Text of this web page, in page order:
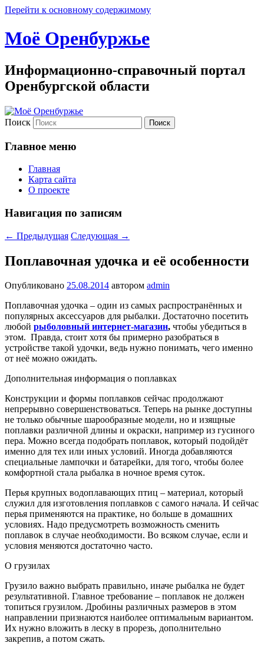
Перейти к основному содержимому
Моё Оренбуржье
Информационно-справочный портал
Оренбургской области
Поиск
Главное меню
Главная
Карта сайта
О проекте
Навигация по записям
← Предыдущая Следующая →
Поплавочная удочка и её особенности
Опубликовано 25.08.2014 автором admin
Поплавочная удочка – один из самых распространённых и
популярных аксессуаров для рыбалки. Достаточно посетить
любой рыболовный интернет-магазин, чтобы убедиться в
этом. Правда, стоит хотя бы примерно разобраться в
устройстве такой удочки, ведь нужно понимать, чего именно
от неё можно ожидать.
Дополнительная информация о поплавках
Конструкции и формы поплавков сейчас продолжают
непрерывно совершенствоваться. Теперь на рынке доступны
не только обычные шарообразные модели, но и изящные
поплавки различной длины и окраски, например из гусиного
пера. Можно всегда подобрать поплавок, который подойдёт
именно для тех или иных условий. Иногда добавляются
специальные лампочки и батарейки, для того, чтобы более
комфортной стала рыбалка в ночное время суток.
Перья крупных водоплавающих птиц – материал, который
служил для изготовления поплавков с самого начала. И сейчас
перья применяются на практике, но больше в домашних
условиях. Надо предусмотреть возможность сменить
поплавок в случае необходимости. Во всяком случае, если и
условия меняются достаточно часто.
О грузилах
Грузило важно выбрать правильно, иначе рыбалка не будет
результативной. Главное требование – поплавок не должен
топиться грузилом. Дробины различных размеров в этом
направлении признаются наиболее оптимальным вариантом.
Их нужно вложить в леску в прорезь, дополнительно
закрепив, а потом сжать.